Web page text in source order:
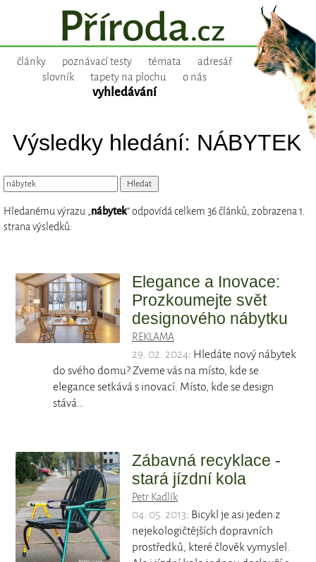
články poznávací testy témata
adresář
slovník
tapety na plochu o nás
vyhledávání
Výsledky hledání: NÁBYTEK
Hledanému výrazu „nábytek“ odpovídá celkem 36 článků, zobrazena 1.
strana výsledků:
Elegance a Inovace:
Prozkoumejte svět
designového nábytku
REKLAMA
29. 02. 2024: Hledáte nový nábytek
do svého domu? Zveme vás na místo, kde se
elegance setkává s inovací. Místo, kde se design
stává…
Zábavná recyklace -
stará jízdní kola
Petr Kadlík
04. 05. 2013: Bicykl je asi jeden z
nejekologičtějších dopravních
prostředků, které člověk vymyslel.